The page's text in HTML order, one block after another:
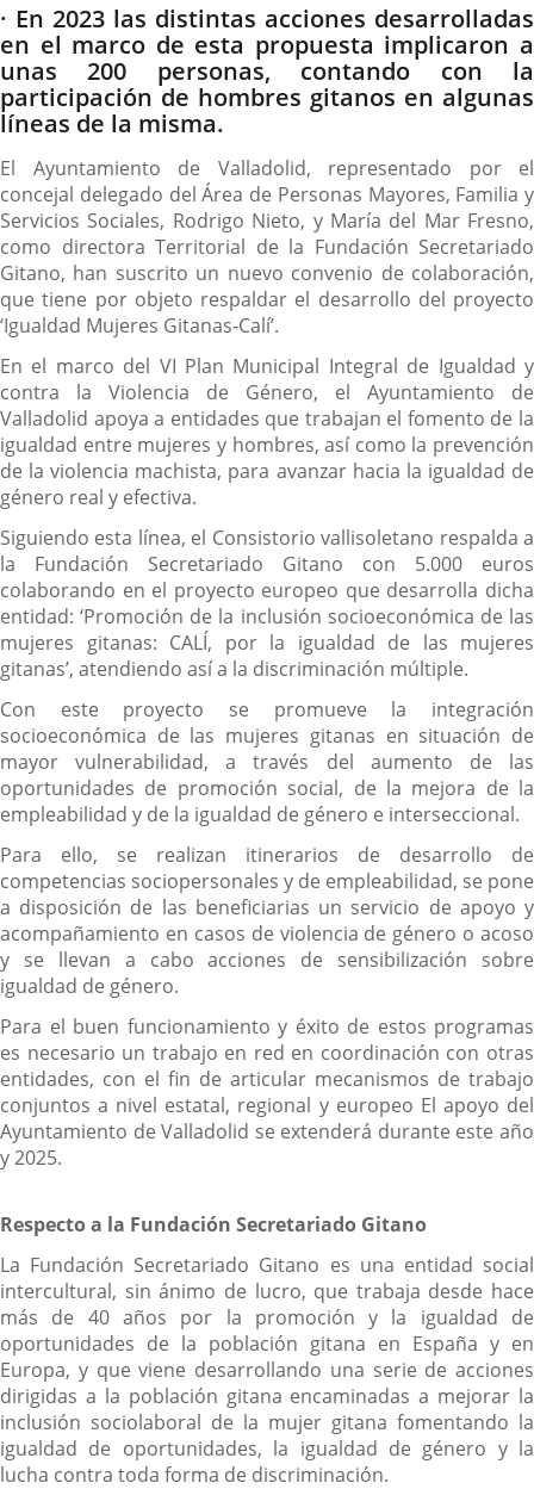
Descripción
· En 2023 las distintas acciones desarrolladas
en el marco de esta propuesta implicaron a
unas 200 personas, contando con la
participación de hombres gitanos en algunas
líneas de la misma.
El Ayuntamiento de Valladolid, representado por el
concejal delegado del Área de Personas Mayores, Familia y
Servicios Sociales, Rodrigo Nieto, y María del Mar Fresno,
como directora Territorial de la Fundación Secretariado
Gitano, han suscrito un nuevo convenio de colaboración,
que tiene por objeto respaldar el desarrollo del proyecto
‘Igualdad Mujeres Gitanas-Calí’.
En el marco del VI Plan Municipal Integral de Igualdad y
contra la Violencia de Género, el Ayuntamiento de
Valladolid apoya a entidades que trabajan el fomento de la
igualdad entre mujeres y hombres, así como la prevención
de la violencia machista, para avanzar hacia la igualdad de
género real y efectiva.
Siguiendo esta línea, el Consistorio vallisoletano respalda a
la Fundación Secretariado Gitano con 5.000 euros
colaborando en el proyecto europeo que desarrolla dicha
entidad: ‘Promoción de la inclusión socioeconómica de las
mujeres gitanas: CALÍ, por la igualdad de las mujeres
gitanas’, atendiendo así a la discriminación múltiple.
Con este proyecto se promueve la integración
socioeconómica de las mujeres gitanas en situación de
mayor vulnerabilidad, a través del aumento de las
oportunidades de promoción social, de la mejora de la
empleabilidad y de la igualdad de género e interseccional.
Para ello, se realizan itinerarios de desarrollo de
competencias sociopersonales y de empleabilidad, se pone
a disposición de las beneficiarias un servicio de apoyo y
acompañamiento en casos de violencia de género o acoso
y se llevan a cabo acciones de sensibilización sobre
igualdad de género.
Para el buen funcionamiento y éxito de estos programas
es necesario un trabajo en red en coordinación con otras
entidades, con el fin de articular mecanismos de trabajo
conjuntos a nivel estatal, regional y europeo El apoyo del
Ayuntamiento de Valladolid se extenderá durante este año
y 2025.
Respecto a la Fundación Secretariado Gitano
La Fundación Secretariado Gitano es una entidad social
intercultural, sin ánimo de lucro, que trabaja desde hace
más de 40 años por la promoción y la igualdad de
oportunidades de la población gitana en España y en
Europa, y que viene desarrollando una serie de acciones
dirigidas a la población gitana encaminadas a mejorar la
inclusión sociolaboral de la mujer gitana fomentando la
igualdad de oportunidades, la igualdad de género y la
lucha contra toda forma de discriminación.